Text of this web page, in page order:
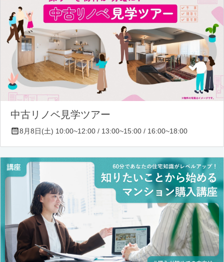
中古リノベ見学ツアー
8月8日(土) 10:00~12:00 / 13:00~15:00 / 16:00~18:00